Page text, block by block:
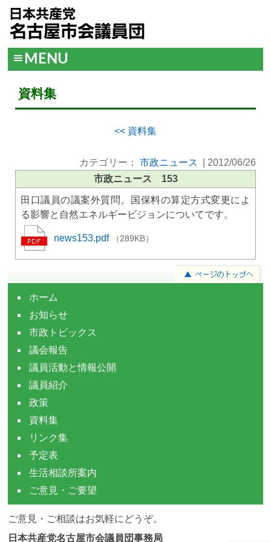
MENU
資料集
<< 資料集
カテゴリー： 市政ニュース
2012/06/26
市政ニュース 153
田口議員の議案外質問。国保料の算定方式変更によ
る影響と自然エネルギービジョンについてです。
news153.pdf （289KB）
ホーム
お知らせ
市政トピックス
議会報告
議員活動と情報公開
議員紹介
政策
資料集
リンク集
予定表
生活相談所案内
ご意見・ご要望
ご意見・ご相談はお気軽にどうぞ。
日本共産党名古屋市会議員団事務局